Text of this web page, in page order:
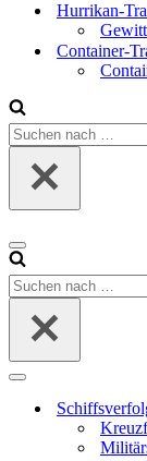
Hurrikan-
Container-
Suchen
nach …
Navigations-
Menü
Suchen
nach …
Navigations-